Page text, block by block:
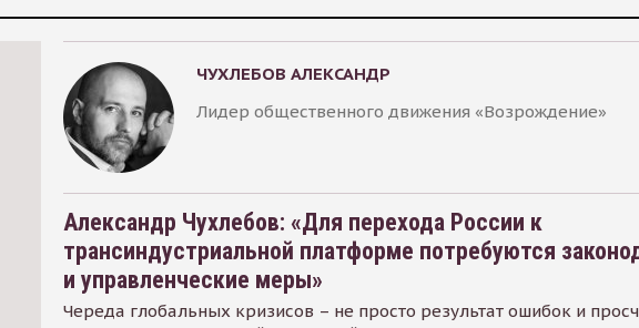
ЧУХЛЕБОВ АЛЕКСАНДР
Лидер общественного движения «Возрождение»
Александр Чухлебов: «Для перехода России к
трансиндустриальной платформе потребуются
и управленческие меры»
Череда глобальных кризисов – не просто результат ошибок и